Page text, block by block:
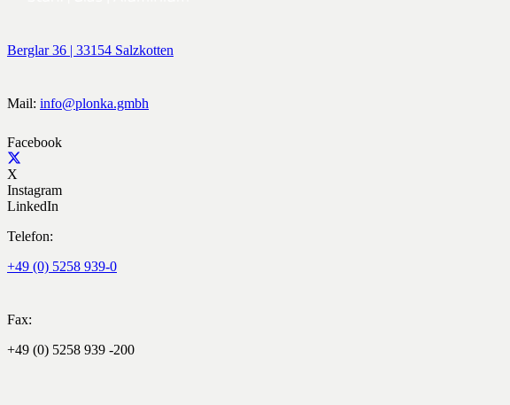
Berglar 36 | 33154 Salzkotten
Mail: info@plonka.gmbh
Facebook
X
Instagram
LinkedIn
Telefon:
+49 (0) 5258 939-0
Fax:
+49 (0) 5258 939 -200